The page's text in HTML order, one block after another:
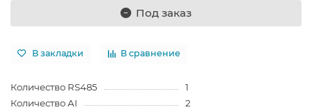
Под заказ
В закладки В сравнение
Количество RS485
1
Количество AI
2